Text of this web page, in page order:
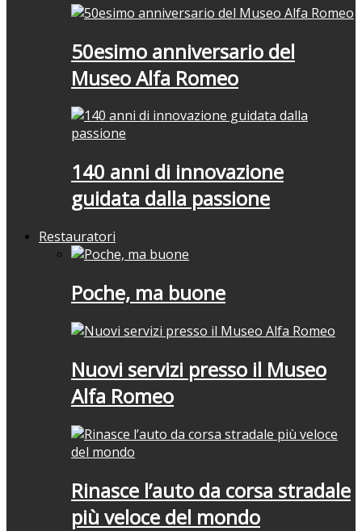
50esimo anniversario del
Museo Alfa Romeo
140 anni di innovazione
guidata dalla passione
Restauratori
Poche, ma buone
Nuovi servizi presso il Museo
Alfa Romeo
Rinasce l’auto da corsa stradale
più veloce del mondo